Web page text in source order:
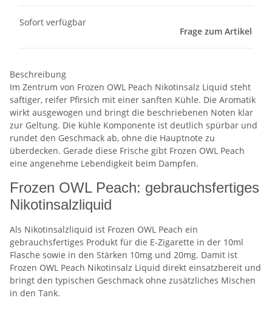
Sofort verfügbar
Frage zum Artikel
Beschreibung
Im Zentrum von Frozen OWL Peach Nikotinsalz Liquid steht
saftiger, reifer Pfirsich mit einer sanften Kühle. Die Aromatik
wirkt ausgewogen und bringt die beschriebenen Noten klar
zur Geltung. Die kühle Komponente ist deutlich spürbar und
rundet den Geschmack ab, ohne die Hauptnote zu
überdecken. Gerade diese Frische gibt Frozen OWL Peach
eine angenehme Lebendigkeit beim Dampfen.
Frozen OWL Peach: gebrauchsfertiges
Nikotinsalzliquid
Als Nikotinsalzliquid ist Frozen OWL Peach ein
gebrauchsfertiges Produkt für die E-Zigarette in der 10ml
Flasche sowie in den Stärken 10mg und 20mg. Damit ist
Frozen OWL Peach Nikotinsalz Liquid direkt einsatzbereit und
bringt den typischen Geschmack ohne zusätzliches Mischen
in den Tank.